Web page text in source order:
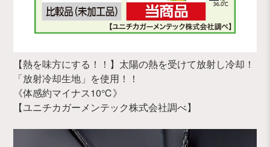
【熱を味方にする！！】太陽の熱を受けて放射し冷却！
「放射冷却生地」を使用！！
《体感約マイナス10℃》
【ユニチカガーメンテック株式会社調べ】